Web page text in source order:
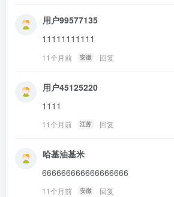
用户99577135
11111111111
11个月前 安徽 回复
用户45125220
1111
11个月前 江苏 回复
哈基油基米
666666666666666666
11个月前 安徽 回复